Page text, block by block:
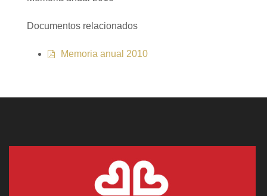
Documentos relacionados
Memoria anual 2010